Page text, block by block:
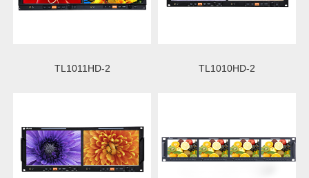
TL1011HD-2 TL1010HD-2